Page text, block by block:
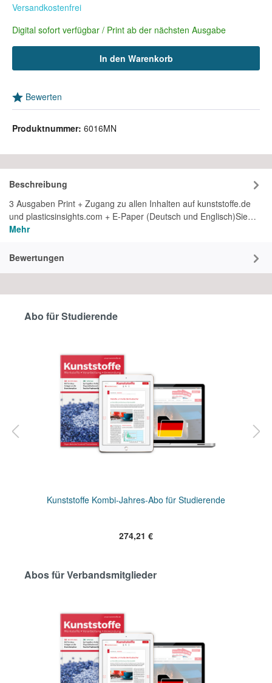
Versandkostenfrei
Digital sofort verfügbar / Print ab der nächsten Ausgabe
In den Warenkorb
Bewerten
Produktnummer: 6016MN
Beschreibung
3 Ausgaben Print + Zugang zu allen Inhalten auf kunststoffe.de
und plasticsinsights.com + E-Paper (Deutsch und Englisch)Sie…
Mehr
Bewertungen
Abo für Studierende
Kunststoffe Kombi-Jahres-Abo für Studierende
274,21 €
Abos für Verbandsmitglieder